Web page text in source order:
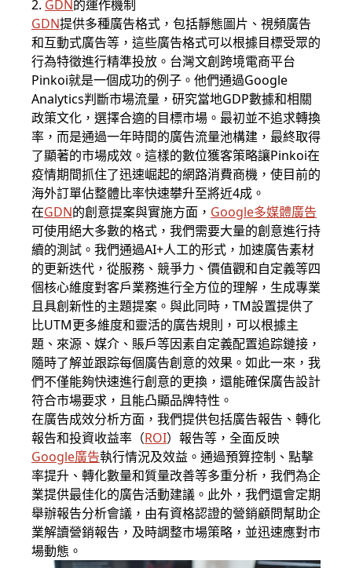
2. GDN的運作機制
GDN提供多種廣告格式，包括靜態圖片、視頻廣告
和互動式廣告等，這些廣告格式可以根據目標受眾的
行為特徵進行精準投放。台灣文創跨境電商平台
Pinkoi就是一個成功的例子。他們通過Google
Analytics判斷市場流量，研究當地GDP數據和相關
政策文化，選擇合適的目標市場。最初並不追求轉換
率，而是通過一年時間的廣告流量池構建，最終取得
了顯著的市場成效。這樣的數位獲客策略讓Pinkoi在
疫情期間抓住了迅速崛起的網路消費商機，使目前的
海外訂單佔整體比率快速攀升至將近4成。
在GDN的創意提案與實施方面， Google多媒體廣告
可使用絕大多數的格式，我們需要大量的創意進行持
續的測試。我們通過AI+人工的形式，加速廣告素材
的更新迭代，從服務、競爭力、價值觀和自定義等四
個核心維度對客戶業務進行全方位的理解，生成專業
且具創新性的主題提案。與此同時，TM設置提供了
比UTM更多維度和靈活的廣告規則，可以根據主
題、來源、媒介、賬戶等因素自定義配置追踪鏈接，
隨時了解並跟踪每個廣告創意的效果。如此一來，我
們不僅能夠快速進行創意的更換，還能確保廣告設計
符合市場要求，且能凸顯品牌特性。
在廣告成效分析方面，我們提供包括廣告報告、轉化
報告和投資收益率（ROI）報告等，全面反映
Google廣告執行情況及效益。通過預算控制、點擊
率提升、轉化數量和質量改善等多重分析，我們為企
業提供最佳化的廣告活動建議。此外，我們還會定期
舉辦報告分析會議，由有資格認證的營銷顧問幫助企
業解讀營銷報告，及時調整市場策略，並迅速應對市
場動態。